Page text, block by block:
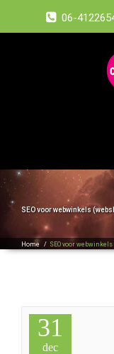
06-
SEO voor webwinkels
Home / SEO voor
31
dec